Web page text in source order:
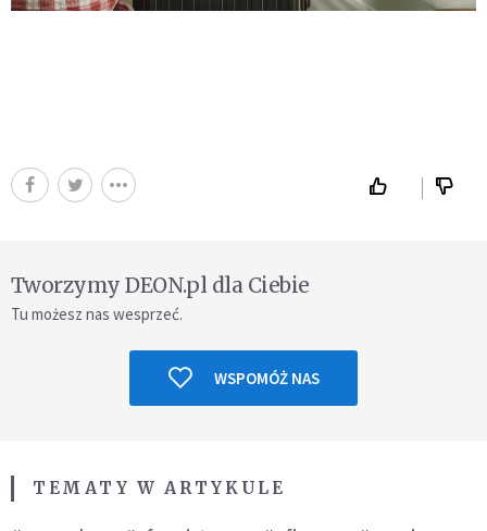
Tworzymy DEON.pl dla Ciebie
Tu możesz nas wesprzeć.
WSPOMÓŻ NAS
TEMATY W ARTYKULE